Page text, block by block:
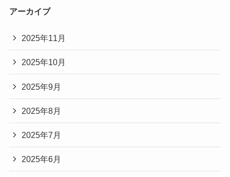
アーカイブ
2025年11月
2025年10月
2025年9月
2025年8月
2025年7月
2025年6月